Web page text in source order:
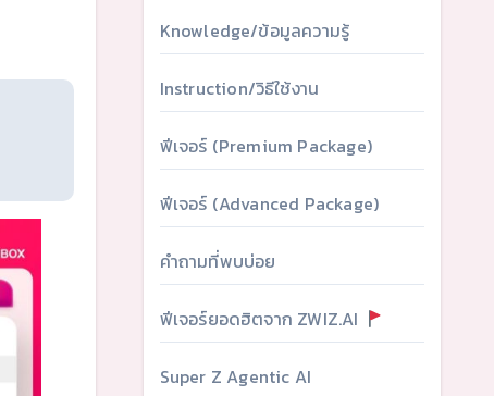
Knowledge/ข้อมูลความรู้
Instruction/วิธีใช้งาน
ฟีเจอร์ (Premium Package)
ฟีเจอร์ (Advanced Package)
คำถามที่พบบ่อย
ฟีเจอร์ยอดฮิตจาก ZWIZ.AI
Super Z Agentic AI